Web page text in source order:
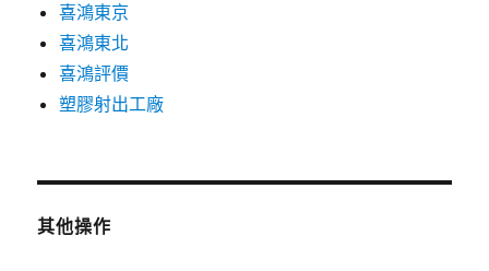
喜鴻東京
喜鴻東北
喜鴻評價
塑膠射出工廠
其他操作